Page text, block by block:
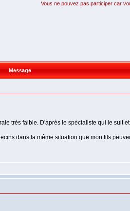
Vous ne pouvez pas participer car
Message
très faible. D'après le spécialiste qui le suit
dans la même situation que mon fils